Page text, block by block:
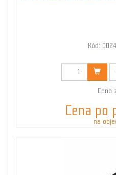
Kód:
Cena
Cena po
na